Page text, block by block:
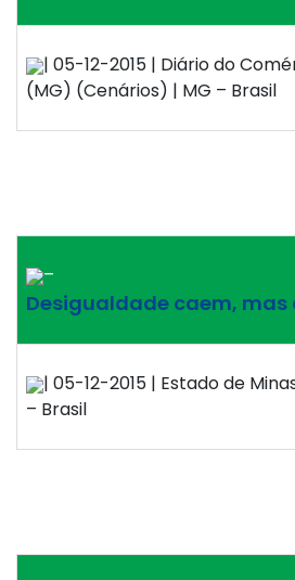
| 05-12-2015 | Diário do
(MG) (Cenários) | MG – Brasil
–
Desigualdade caem, mas
| 05-12-2015 | Estado de
– Brasil